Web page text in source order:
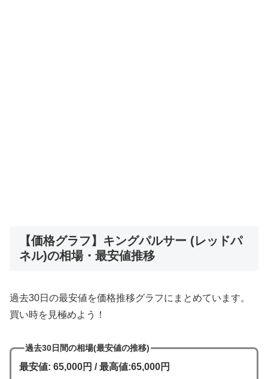
【価格グラフ】キングパルサー (レッドパ
ネル)の相場・最安値推移
過去30日の最安値を価格推移グラフにまとめています。
買い時を見極めよう！
過去30日間の相場(最安値の推移)
最安値: 65,000円 / 最高値:65,000円